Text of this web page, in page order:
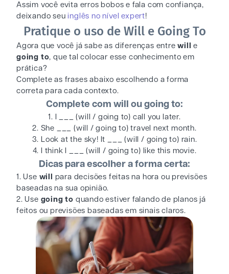
Assim você evita erros bobos e fala com confiança,
deixando seu inglês no nível expert!
Pratique o uso de Will e Going To
Agora que você já sabe as diferenças entrewill
e
going to, que tal colocar esse conhecimento em
prática?
Complete as frases abaixo escolhendo a forma
correta para cada contexto.
Complete com will ou going to:
1. I ___ (will / going to) call you later.
2. She ___ (will / going to) travel next month.
3. Look at the sky! It ___ (will / going to) rain.
4. I think I ___ (will / going to) like this movie.
Dicas para escolher a forma certa:
1. Use will
para decisões feitas na hora ou previsões
baseadas na sua opinião.
2. Use going to quando estiver falando de planos já
feitos ou previsões baseadas em sinais claros.